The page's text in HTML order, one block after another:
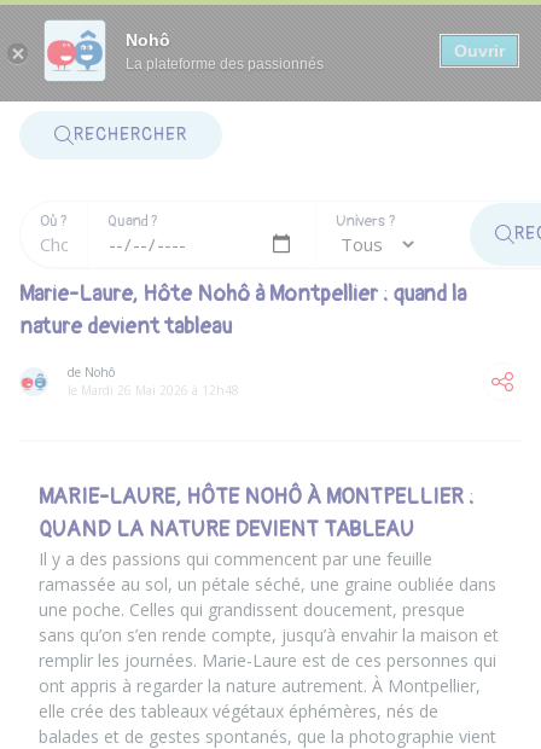
Nohô
La plateforme des passionnés
Ouvrir
RECHERCHER
Où ? Quand ? Univers ?
Marie-Laure, Hôte Nohô à Montpellier : quand la
nature devient tableau
de Nohô
le Mardi 26 Mai 2026 à 12h48
MARIE-LAURE, HÔTE NOHÔ À MONTPELLIER :
QUAND LA NATURE DEVIENT TABLEAU
Il y a des passions qui commencent par une feuille
ramassée au sol, un pétale séché, une graine oubliée dans
une poche. Celles qui grandissent doucement, presque
sans qu’on s’en rende compte, jusqu’à envahir la maison et
remplir les journées. Marie-Laure est de ces personnes qui
ont appris à regarder la nature autrement. À Montpellier,
elle crée des tableaux végétaux éphémères, nés de
balades et de gestes spontanés, que la photographie vient
Panneau de gestion des cookies